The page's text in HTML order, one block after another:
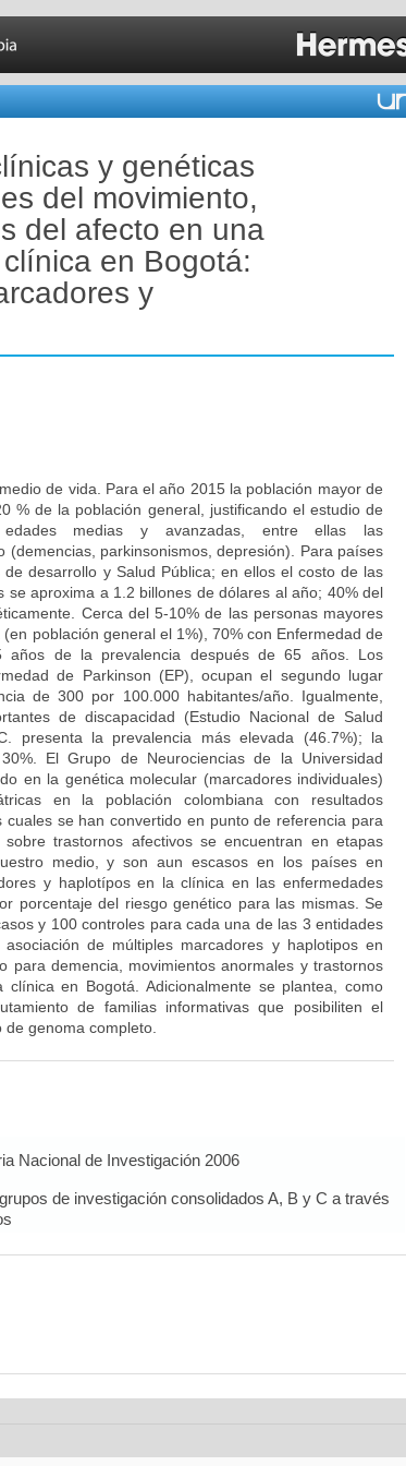
y genéticas
del movimiento,
del afecto en una
en Bogotá:
y
de vida. Para el año 2015 la población mayor de
% de la población general, justificando el estudio de
medias y avanzadas, entre ellas las
(demencias, parkinsonismos, depresión). Para países
desarrollo y Salud Pública; en ellos el costo de las
se aproxima a 1.2 billones de dólares al año; 40% del
Cerca del 5-10% de las personas mayores
población general el 1%), 70% con Enfermedad de
años de la prevalencia después de 65 años. Los
de Parkinson (EP), ocupan el segundo lugar
de 300 por 100.000 habitantes/año. Igualmente,
de discapacidad (Estudio Nacional de Salud
presenta la prevalencia más elevada (46.7%); la
El Grupo de Neurociencias de la Universidad
en la genética molecular (marcadores individuales)
en la población colombiana con resultados
se han convertido en punto de referencia para
trastornos afectivos se encuentran en etapas
medio, y son aun escasos en los países en
y haplotípos en la clínica en las enfermedades
porcentaje del riesgo genético para las mismas. Se
y 100 controles para cada una de las 3 entidades
de múltiples marcadores y haplotipos en
para demencia, movimientos anormales y trastornos
en Bogotá. Adicionalmente se plantea, como
de familias informativas que posibiliten el
genoma completo.
Nacional de Investigación 2006
de investigación consolidados A, B y C a través